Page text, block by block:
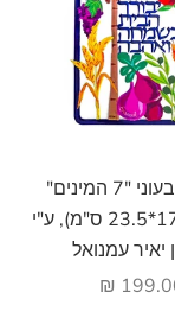
מתלה צבעוני "7 המינים"
ממתכת (17*23.5 ס"מ), ע"י
יאיר עמנואל
מבצע199.00